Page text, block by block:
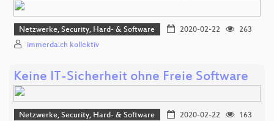
Netzwerke, Security, Hard- & Software 2020-02-22
263
immerda.ch kollektiv
Keine IT-Sicherheit ohne Freie Software
Netzwerke, Security, Hard- & Software 2020-02-22
163